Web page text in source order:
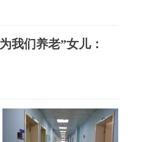
我们养老”女儿：